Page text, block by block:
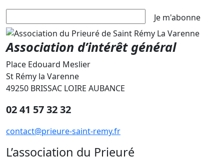
Je m'abonne
Association d’intérêt général
Place Edouard Meslier
St Rémy la Varenne
49250 BRISSAC LOIRE AUBANCE
02 41 57 32 32
contact@prieure-saint-remy.fr
L’association du Prieuré